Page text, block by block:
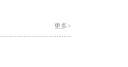
更多>